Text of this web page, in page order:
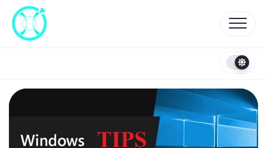
content